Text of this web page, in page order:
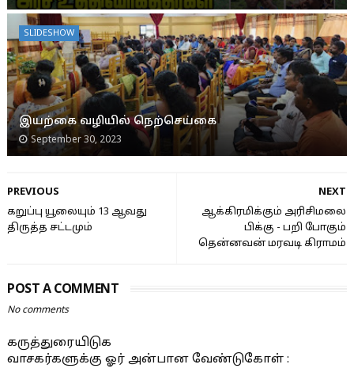
SLIDESHOW
இயற்கை வழியில் நெற்செய்கை
September 30, 2023
NEXT
ஆக்கிரமிக்கும் அரிசிமலை
பிக்கு - பறி போகும்
தென்னவன் மரவடி கிராமம்
PREVIOUS
கறுப்பு யூலையும் 13 ஆவது
திருத்த சட்டமும்
POST A COMMENT
No comments
கருத்துரையிடுக
வாசகர்களுக்கு ஓர் அன்பான வேண்டுகோள் :